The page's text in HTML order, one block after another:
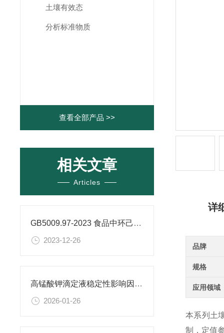
土壤有效态
分析标准物质
查看全部产品 >>
相关文章
Articles
GB5009.97-2023 食品中环己基氨基磺酸盐的测定标准
2023-12-26
高锰酸钾滴定液稳定性影响因素及保存期限研究
2026-01-26
详
品牌
规格
应用领域
本系列土
制，定值